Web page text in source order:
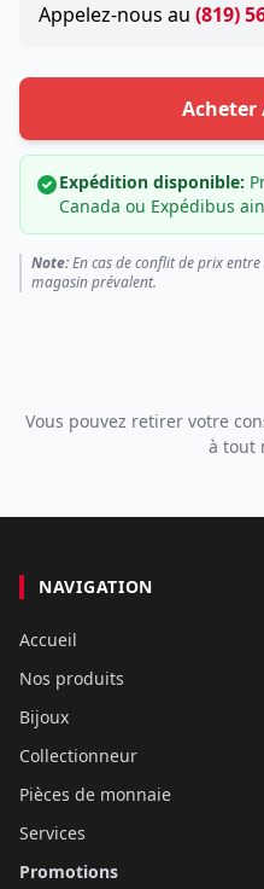
Appelez-nous au (819)
Acheter
Expédition disponible:
Canada ou Expédibus
Note:En cas de conflit de prix
magasin prévalent.
Vous pouvez retirer votre
à tout
NAVIGATION
Accueil
Nos produits
Bijoux
Collectionneur
Pièces de monnaie
Services
Promotions